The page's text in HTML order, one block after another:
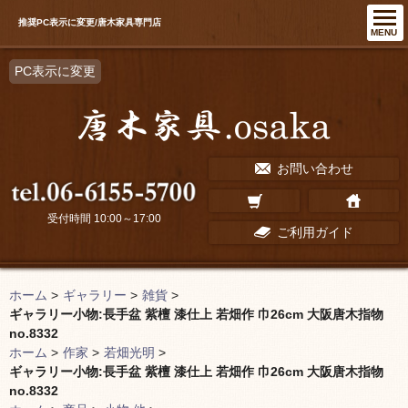
MENU
推奨PC表示に変更/唐木家具専門店
PC表示に変更
お問い合わせ
ご利用ガイド
受付時間 10:00～17:00
ホーム > ギャラリー > 雑貨 >
ギャラリー小物:長手盆 紫檀 漆仕上 若畑作 巾26cm 大阪唐木指物
no.8332
ホーム > 作家 > 若畑光明 >
ギャラリー小物:長手盆 紫檀 漆仕上 若畑作 巾26cm 大阪唐木指物
no.8332